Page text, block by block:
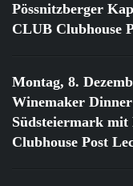
Pössnitzberger
CLUB Clubhouse
Montag, 8.
Winemaker
Südsteiermark
Clubhouse Post